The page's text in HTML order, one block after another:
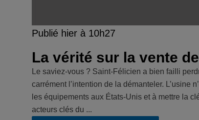
Publié hier à 10h27
La vérité sur la vente
Le saviez-vous ? Saint-Félicien a bien failli
carrément l’intention de la démanteler. L’usine
les équipements aux États-Unis et à mettre la
acteurs clés du ...